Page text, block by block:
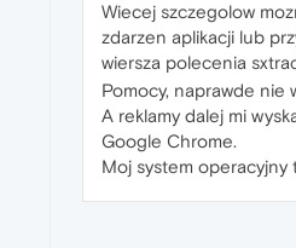
Wiecej szczegolow
zdarzen aplikacji lub
wiersza polecenia
Pomocy, naprawde nie
A reklamy dalej mi
Google Chrome.
Moj system operacyjny